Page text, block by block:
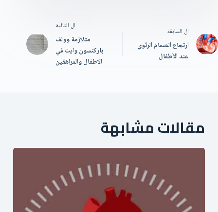
ال السابقة
ارتجاع الصمام الرئوي
عند الأطفال
ال التالية
متلازمة وولف
باركنسون وايت في
الاطفال والمراهقين
مقالات مشابهة